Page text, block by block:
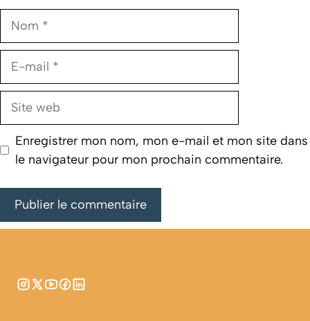
Nom
E-
Site
Enregistrer mon nom, mon e-mail et mon site dans
le navigateur pour mon prochain commentaire.